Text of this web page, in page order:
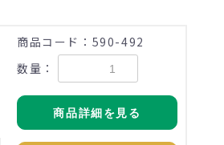
商品コード：590-492
数量：
商品詳細を見る